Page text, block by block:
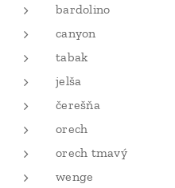
bardolino
canyon
tabak
jelša
čerešňa
orech
orech tmavý
wenge